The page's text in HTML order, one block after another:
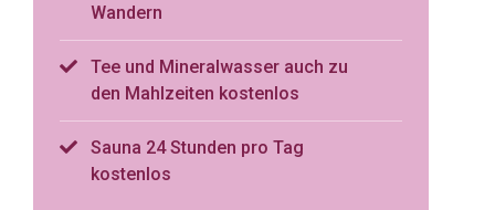
Wandern
Tee und Mineralwasser auch zu
den Mahlzeiten kostenlos
Sauna 24 Stunden pro Tag
kostenlos